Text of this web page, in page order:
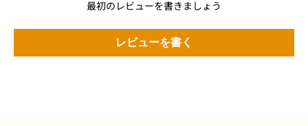
最初のレビューを書きましょう
レビューを書く